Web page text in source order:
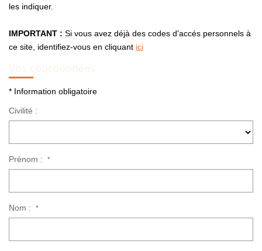
les indiquer.
IMPORTANT : Si vous avez déjà des codes d'accés personnels à
ce site, identifiez-vous en cliquant ici
* Information obligatoire
Civilité :
Prénom : *
Nom : *